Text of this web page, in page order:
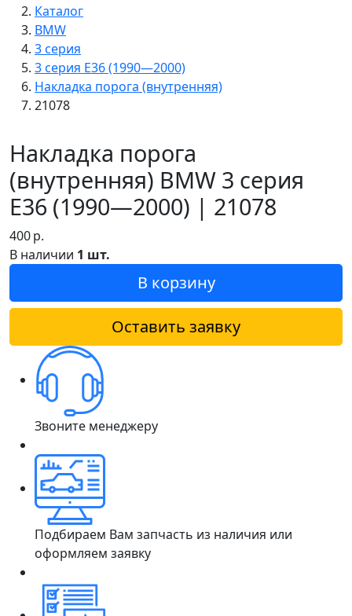
Каталог
BMW
3 серия
3 серия E36 (1990—2000)
Накладка порога (внутренняя)
21078
Накладка порога
(внутренняя) BMW 3 серия
E36 (1990—2000) | 21078
400р.
В наличии 1 шт.
В корзину
Оставить заявку
Звоните менеджеру
Подбираем Вам запчасть из наличия или
оформляем заявку